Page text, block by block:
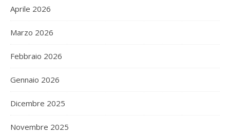
Aprile 2026
Marzo 2026
Febbraio 2026
Gennaio 2026
Dicembre 2025
Novembre 2025